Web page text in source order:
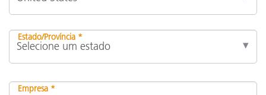
Estado/Província *
Empresa *